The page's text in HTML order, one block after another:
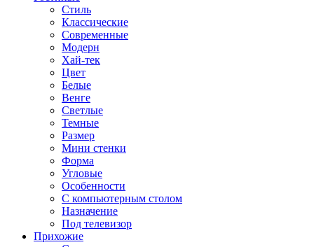
Стиль
Классические
Современные
Модерн
Хай-тек
Цвет
Белые
Венге
Светлые
Темные
Размер
Мини стенки
Форма
Угловые
Особенности
С компьютерным столом
Назначение
Под телевизор
Прихожие